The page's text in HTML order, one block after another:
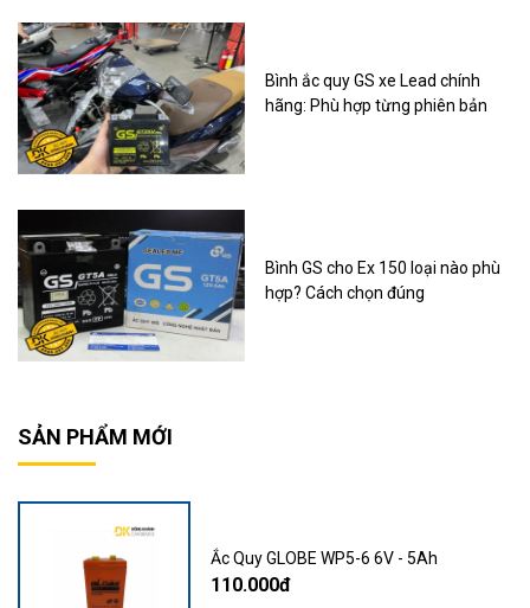
Bình ắc quy GS xe Lead chính
hãng: Phù hợp từng phiên bản
Bình GS cho Ex 150 loại nào phù
hợp? Cách chọn đúng
SẢN PHẨM MỚI
Ắc Quy GLOBE WP5-6 6V - 5Ah
110.000đ